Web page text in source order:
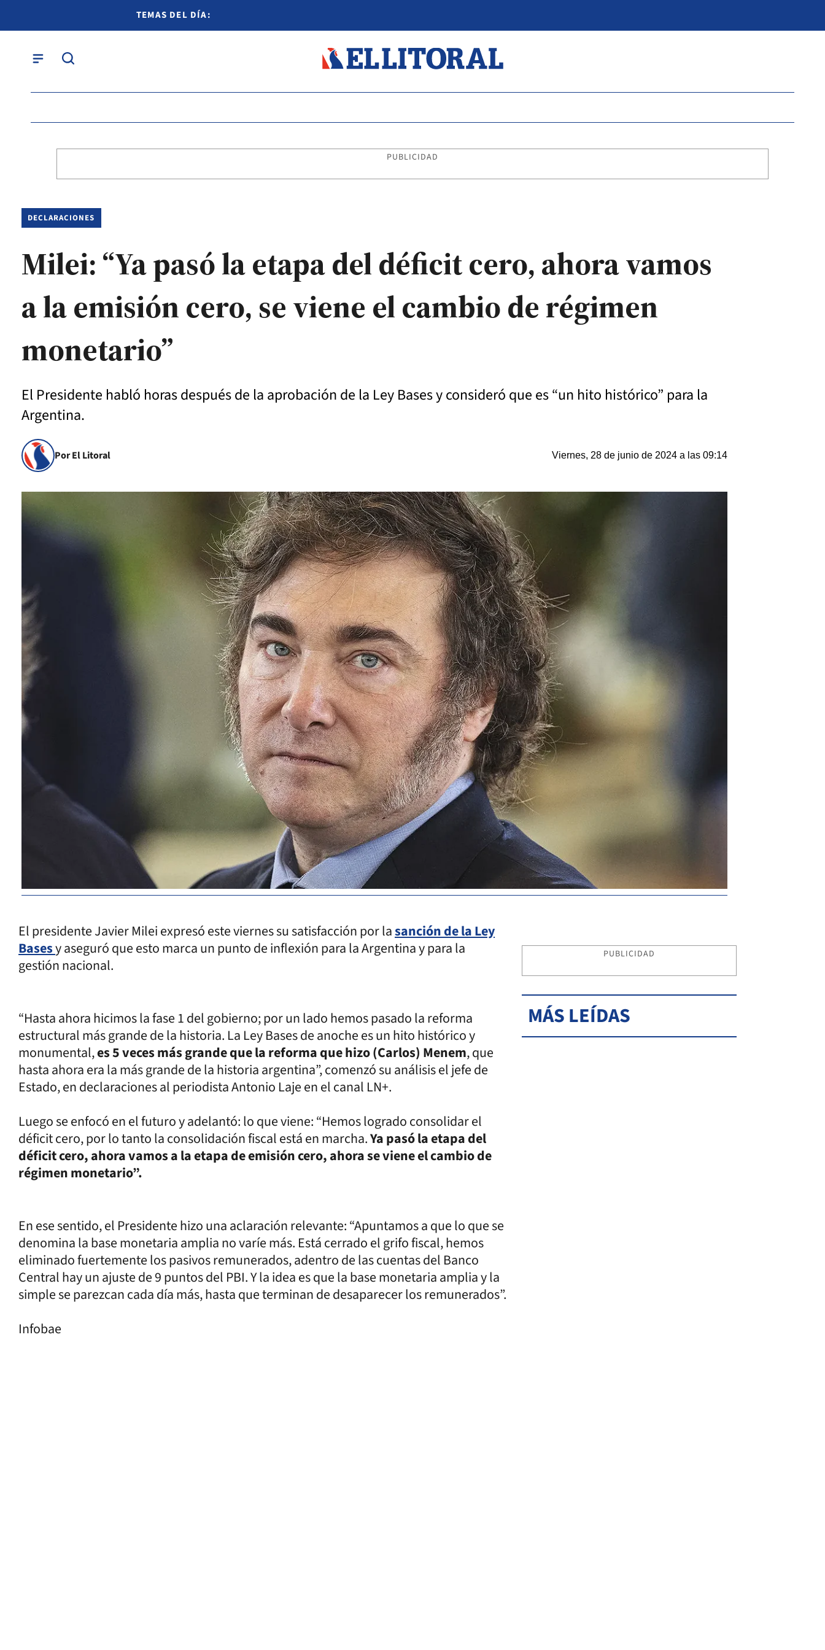
TEMAS DEL DÍA:
PUBLICIDAD
DECLARACIONES
Milei: “Ya pasó la etapa del déficit cero, ahora vamos
a la emisión cero, se viene el cambio de régimen
monetario”
El Presidente habló horas después de la aprobación de la Ley Bases y consideró que es “un hito histórico” para la
Argentina.
Por El Litoral Viernes, 28 de junio de 2024 a las 09:14
El presidente Javier Milei expresó este viernes su satisfacción por lasanción de la Ley
Basesy aseguró que esto marca un punto de inflexión para la Argentina y para la
gestión nacional.
“Hasta ahora hicimos la fase 1 del gobierno; por un lado hemos pasado la reforma
estructural más grande de la historia. La Ley Bases de anoche es un hito histórico y
monumental,es 5 veces más grande que la reforma que hizo (Carlos) Menem, que
hasta ahora era la más grande de la historia argentina”, comenzó su análisis el jefe de
Estado, en declaraciones al periodista Antonio Laje en el canal LN+.
Luego se enfocó en el futuro y adelantó: lo que viene: “Hemos logrado consolidar el
déficit cero, por lo tanto la consolidación fiscal está en marcha.Ya pasó la etapa del
déficit cero, ahora vamos a la etapa de emisión cero, ahora se viene el cambio de
régimen monetario”.
En ese sentido, el Presidente hizo una aclaración relevante: “Apuntamos a que lo que se
denomina la base monetaria amplia no varíe más. Está cerrado el grifo fiscal, hemos
eliminado fuertemente los pasivos remunerados, adentro de las cuentas del Banco
Central hay un ajuste de 9 puntos del PBI. Y la idea es que la base monetaria amplia y la
simple se parezcan cada día más, hasta que terminan de desaparecer los remunerados”.
Infobae
PUBLICIDAD
MÁS LEÍDAS